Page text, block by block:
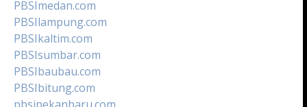
PBSImedan.com
PBSIlampung.com
PBSIkaltim.com
PBSIsumbar.com
PBSIbaubau.com
PBSIbitung.com
pbsipekanbaru.com